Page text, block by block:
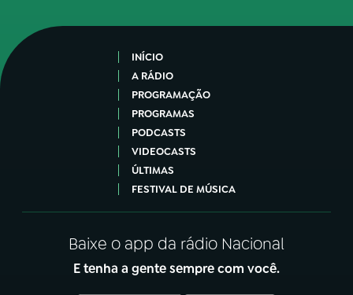
INÍCIO
A RÁDIO
PROGRAMAÇÃO
PROGRAMAS
PODCASTS
VIDEOCASTS
ÚLTIMAS
FESTIVAL DE MÚSICA
Baixe o app da rádio Nacional
E tenha a gente sempre com você.